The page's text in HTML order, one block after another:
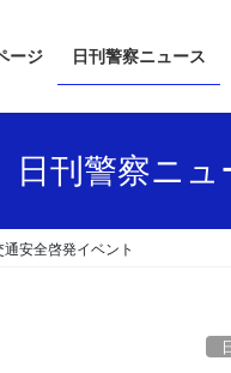
ージ 日刊警察ニュース
日刊警察ニュ
安全啓発イベント